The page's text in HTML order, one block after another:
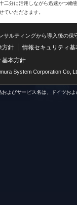
二分に活用しながら迅速かつ緻
ていただきます。
サルティングから導入後の
方針
情報セキュリティ基
基本方針
System Corporation Co,
よびサービス名は、ドイツお